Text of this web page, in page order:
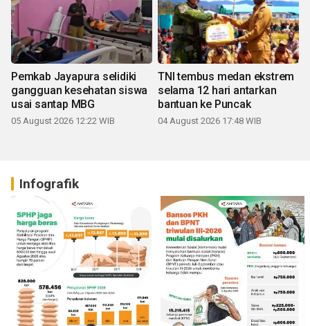
Pemkab Jayapura selidiki
gangguan kesehatan siswa
usai santap MBG
05 August 2026 12:22 WIB
TNI tembus medan ekstrem
selama 12 hari antarkan
bantuan ke Puncak
04 August 2026 17:48 WIB
Infografik